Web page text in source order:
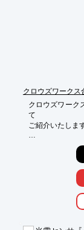
クロウズワークス
クロウズワーク
て
ご紹介いたします
圧縮不要の金
斜めにかかる力
作業の準備が完
ご用命の際は、
■動的可変トリ